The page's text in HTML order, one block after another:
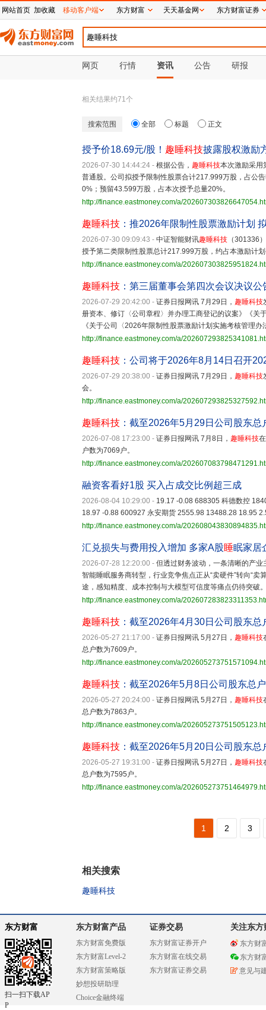
网页 行情 资讯 公告 研报
相关结果约71个
搜索范围 全部 标题 正文
授予价18.69元/股！ 趣睡科技披露股权激励
2026-07-30 14:44:24 - 根据公告， 趣睡科技本次激励采用
普通股。公司拟授予限制性股票合计217.999万股，占公
0%；预留43.599万股，占本次授予总量20%。
http://finance.eastmoney.com/a/
趣睡科技 ：推2026年限制性股票激励计划
2026-07-30 09:09:43 - 中证智能财讯趣睡科技 （301336
授予第二类限制性股票总计217.999万股，约占本激励计
http://finance.eastmoney.com/a/
趣睡科技 ：第三届董事会第四次会议决议公
2026-07-29 20:42:00 - 证券日报网讯 7月29日， 趣睡科技
册资本、修订〈公司章程〉并办理工商登记的议案》《关
《关于公司〈2026年限制性股票激励计划实施考核管理
http://finance.eastmoney.com/a/
趣睡科技 ：公司将于2026年8月14日召开
2026-07-29 20:38:00 - 证券日报网讯 7月29日， 趣睡科技
会。
http://finance.eastmoney.com/a/
趣睡科技 ：截至2026年5月29日公司股东总
2026-07-08 17:23:00 - 证券日报网讯 7月8日， 趣睡科技
户数为7069户。
http://finance.eastmoney.com/a/
融资客看好1股 买入占成交比例超三成
2026-08-04 10:29:00 - 19.17 -0.08 688305 科德数控
18.97 -0.88 600927 永安期货 2555.98 13488.28 18.95
http://finance.eastmoney.com/a/
汇兑损失与费用投入增加 多家A股睡眠家居
2026-07-28 12:20:00 - 但透过财务波动，一条清晰的产
智能睡眠服务商转型，行业竞争焦点正从“卖硬件”转向“
途，感知精度、成本控制与大模型可信度等痛点仍待突破
http://finance.eastmoney.com/a/
趣睡科技 ：截至2026年4月30日公司股东总
2026-05-27 21:17:00 - 证券日报网讯 5月27日， 趣睡科技
总户数为7609户。
http://finance.eastmoney.com/a/
趣睡科技 ：截至2026年5月8日公司股东总
2026-05-27 20:24:00 - 证券日报网讯 5月27日， 趣睡科技
总户数为7863户。
http://finance.eastmoney.com/a/
趣睡科技 ：截至2026年5月20日公司股东总
2026-05-27 19:31:00 - 证券日报网讯 5月27日， 趣睡科技
总户数为7595户。
http://finance.eastmoney.com/a/
1 2 3
相关搜索
趣睡科技
东方财富
扫一扫下载AP
P
东方财富产品
东方财富免费版
东方财富Level-2
东方财富策略版
妙想投研助理
Choice金融终端
证券交易
东方财富证券开户
东方财富在线交易
东方财富证券交易
关注东方
东方财
东方财
意见与
网站首页 加收藏 移动客户端 东方财富 天天基金网 东方财富证券